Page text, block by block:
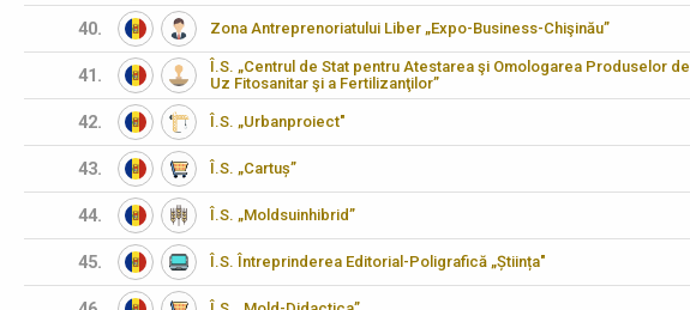
40. Zona Antreprenoriatului Liber „Expo-Business-Chişinău”
41.
Î.S. „Centrul de Stat pentru Atestarea şi Omologarea Produselor de
Uz Fitosanitar şi a Fertilizanţilor”
42. Î.S. „Urbanproiect"
43. Î.S. „Cartuș”
44. Î.S. „Moldsuinhibrid”
45. Î.S. Întreprinderea Editorial-Poligrafică „Știința"